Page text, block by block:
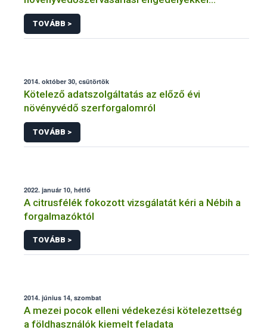
kapcsolatos szabályozás
TOVÁBB >
2014. október 30, csütörtök
Kötelező adatszolgáltatás az előző évi
növényvédő szerforgalomról
TOVÁBB >
2022. január 10, hétfő
A citrusfélék fokozott vizsgálatát kéri a Nébih a
forgalmazóktól
TOVÁBB >
2014. június 14, szombat
A mezei pocok elleni védekezési kötelezettség
a földhasználók kiemelt feladata